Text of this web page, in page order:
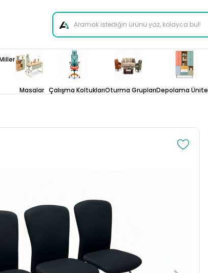
Masalar Çalışma KoltuklarıOturma GruplarıDepolama